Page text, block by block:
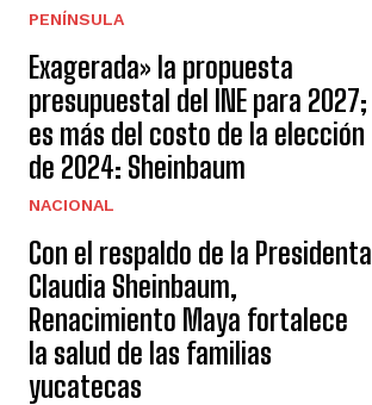
PENÍNSULA
Exagerada» la propuesta
presupuestal del INE para 2027;
es más del costo de la elección
de 2024: Sheinbaum
NACIONAL
Con el respaldo de la Presidenta
Claudia Sheinbaum,
Renacimiento Maya fortalece
la salud de las familias
yucatecas